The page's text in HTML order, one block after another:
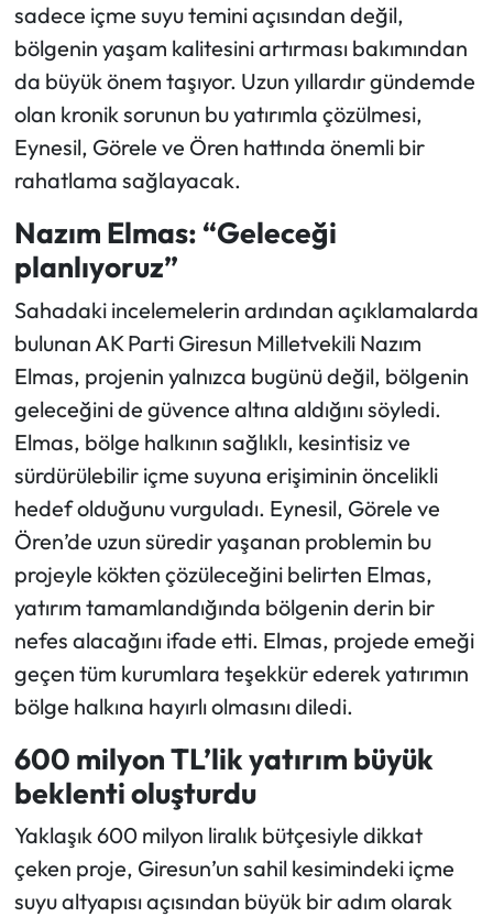
sadece içme suyu temini açısından değil,
bölgenin yaşam kalitesini artırması bakımından
da büyük önem taşıyor. Uzun yıllardır gündemde
olan kronik sorunun bu yatırımla çözülmesi,
Eynesil, Görele ve Ören hattında önemli bir
rahatlama sağlayacak.
Nazım Elmas: “Geleceği
planlıyoruz”
Sahadaki incelemelerin ardından açıklamalarda
bulunan AK Parti Giresun Milletvekili Nazım
Elmas, projenin yalnızca bugünü değil, bölgenin
geleceğini de güvence altına aldığını söyledi.
Elmas, bölge halkının sağlıklı, kesintisiz ve
sürdürülebilir içme suyuna erişiminin öncelikli
hedef olduğunu vurguladı. Eynesil, Görele ve
Ören’de uzun süredir yaşanan problemin bu
projeyle kökten çözüleceğini belirten Elmas,
yatırım tamamlandığında bölgenin derin bir
nefes alacağını ifade etti. Elmas, projede emeği
geçen tüm kurumlara teşekkür ederek yatırımın
bölge halkına hayırlı olmasını diledi.
600 milyon TL’lik yatırım büyük
beklenti oluşturdu
Yaklaşık 600 milyon liralık bütçesiyle dikkat
çeken proje, Giresun’un sahil kesimindeki içme
suyu altyapısı açısından büyük bir adım olarak